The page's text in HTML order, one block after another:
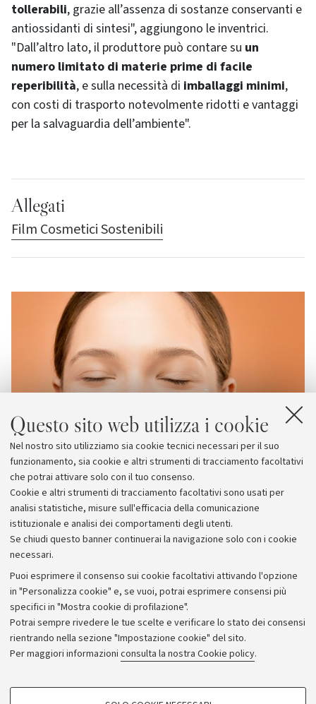
Questo sito web utilizza i cookie
Nel nostro sito utilizziamo sia cookie tecnici necessari per il suo
funzionamento, sia cookie e altri strumenti di tracciamento facoltativi
che potrai attivare solo con il tuo consenso.
Cookie e altri strumenti di tracciamento facoltativi sono usati per
analisi statistiche, misure sull'efficacia della comunicazione
istituzionale e analisi dei comportamenti degli utenti.
Se chiudi questo banner continuerai la navigazione solo con i cookie
necessari.
Puoi esprimere il consenso sui cookie facoltativi attivando l'opzione
in "Personalizza cookie" e, se vuoi, potrai esprimere consensi più
specifici in "Mostra cookie di profilazione".
Potrai sempre rivedere le tue scelte e verificare lo stato dei consensi
rientrando nella sezione "Impostazione cookie" del sito.
Per maggiori informazioni consulta la nostra Cookie policy.
COOKIE DI PROFILAZIONE - FACOLTATIVI
tollerabili, grazie all’assenza di sostanze conservanti e
antiossidanti di sintesi", aggiungono le inventrici.
"Dall’altro lato, il produttore può contare su un
numero limitato di materie prime di facile
reperibilità, e sulla necessità di imballaggi minimi,
con costi di trasporto notevolmente ridotti e vantaggi
per la salvaguardia dell’ambiente".
Allegati
Film Cosmetici Sostenibili
Archivio
Comunicati stampa
Redazione
Rassegna stampa